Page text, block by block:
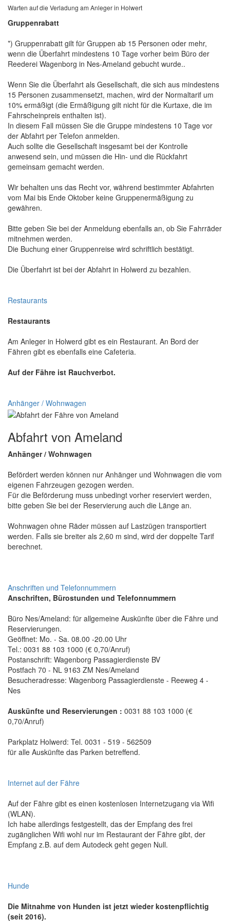
Warten auf die Verladung am Anleger in Holwert
Gruppenrabatt
*) Gruppenrabatt gilt für Gruppen ab 15 Personen oder mehr,
wenn die Überfahrt mindestens 10 Tage vorher beim Büro der
Reederei Wagenborg in Nes-Ameland gebucht wurde..
Wenn Sie die Überfahrt als Gesellschaft, die sich aus mindestens
15 Personen zusammensetzt, machen, wird der Normaltarif um
10% ermäßigt (die Ermäßigung gilt nicht für die Kurtaxe, die im
Fahrscheinpreis enthalten ist).
In diesem Fall müssen Sie die Gruppe mindestens 10 Tage vor
der Abfahrt per Telefon anmelden.
Auch sollte die Gesellschaft insgesamt bei der Kontrolle
anwesend sein, und müssen die Hin- und die Rückfahrt
gemeinsam gemacht werden.
Wir behalten uns das Recht vor, während bestimmter Abfahrten
vom Mai bis Ende Oktober keine Gruppenermäßigung zu
gewähren.
Bitte geben Sie bei der Anmeldung ebenfalls an, ob Sie Fahrräder
mitnehmen werden.
Die Buchung einer Gruppenreise wird schriftlich bestätigt.
Die Überfahrt ist bei der Abfahrt in Holwerd zu bezahlen.
Restaurants
Restaurants
Am Anleger in Holwerd gibt es ein Restaurant. An Bord der
Fähren gibt es ebenfalls eine Cafeteria.
Auf der Fähre ist Rauchverbot.
Anhänger / Wohnwagen
Abfahrt von Ameland
Anhänger / Wohnwagen
Befördert werden können nur Anhänger und Wohnwagen die vom
eigenen Fahrzeugen gezogen werden.
Für die Beförderung muss unbedingt vorher reserviert werden,
bitte geben Sie bei der Reservierung auch die Länge an.
Wohnwagen ohne Räder müssen auf Lastzügen transportiert
werden. Falls sie breiter als 2,60 m sind, wird der doppelte Tarif
berechnet.
Anschriften und Telefonnummern
Anschriften, Bürostunden und Telefonnummern
Büro Nes/Ameland: für allgemeine Auskünfte über die Fähre und
Reservierungen.
Geöffnet: Mo. - Sa. 08.00 -20.00 Uhr
Tel.: 0031 88 103 1000 (€ 0,70/Anruf)
Postanschrift: Wagenborg Passagierdienste BV
Postfach 70 - NL 9163 ZM Nes/Ameland
Besucheradresse: Wagenborg Passagierdienste - Reeweg 4 -
Nes
Auskünfte und Reservierungen : 0031 88 103 1000 (€
0,70/Anruf)
Parkplatz Holwerd: Tel. 0031 - 519 - 562509
für alle Auskünfte das Parken betreffend.
Internet auf der Fähre
Auf der Fähre gibt es einen kostenlosen Internetzugang via Wifi
(WLAN).
Ich habe allerdings festgestellt, das der Empfang des frei
zugänglichen Wifi wohl nur im Restaurant der Fähre gibt, der
Empfang z.B. auf dem Autodeck geht gegen Null.
Hunde
Die Mitnahme von Hunden ist jetzt wieder kostenpflichtig
(seit 2016).